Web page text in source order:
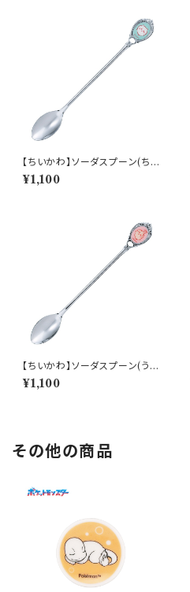
【ちいかわ】ソーダスプーン(ちい
かわ)【CKW40】CKW41-850
¥1,100
【ちいかわ】ソーダスプーン(うさ
ぎ)【CKW40】CKW43-850
¥1,100
その他の商品